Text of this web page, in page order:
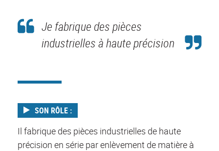
Je fabrique des pièces
industrielles à haute précision
SON RÔLE :
Il fabrique des pièces industrielles de haute
précision en série par enlèvement de matière à